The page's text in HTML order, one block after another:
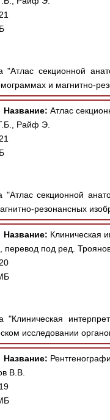
"Атлас секционной
и магнитно-
Название: Атлас
Райф Э.
"Атлас секционной
резонансных
Название: Клиническая
перевод под ред.
"Клиническая
исследовании
Название:
В.В.